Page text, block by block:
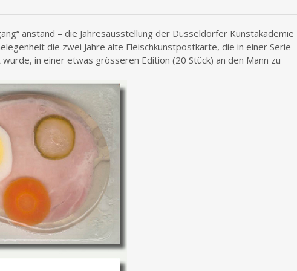
anstand – die Jahresausstellung der Düsseldorfer Kunstakademie
die zwei Jahre alte Fleischkunstpostkarte, die in einer Serie
in einer etwas grösseren Edition (20 Stück) an den Mann zu